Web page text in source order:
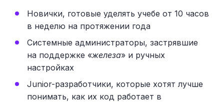
Новички, готовые уделять учебе от 10 часов
в неделю на протяжении года
Системные администраторы, застрявшие
на поддержке «железа» и ручных
настройках
Junior-разработчики, которые хотят лучше
понимать, как их код работает в